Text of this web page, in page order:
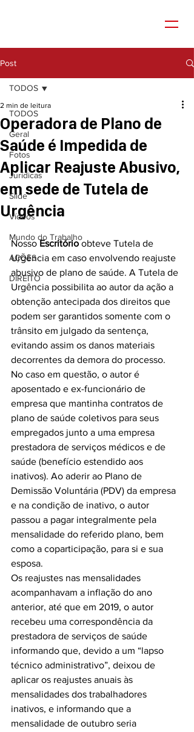
Post
TODOS
Geral
Fotos
Jurídicas
Slide
Vídeos
Mundo do Trabalho
AÇÕES
DIREITO
TODOS
Operadora de Plano de
Saúde é Impedida de
Aplicar Reajuste Abusivo,
em sede de Tutela de
Urgência
2 min de leitura
Nosso Escritório obteve Tutela de
Urgência em caso envolvendo reajuste
abusivo de plano de saúde. A Tutela de
Urgência possibilita ao autor da ação a
obtenção antecipada dos direitos que
podem ser garantidos somente com o
trânsito em julgado da sentença,
evitando assim os danos materiais
decorrentes da demora do processo.
No caso em questão, o autor é
aposentado e ex-funcionário de
empresa que mantinha contratos de
plano de saúde coletivos para seus
empregados junto a uma empresa
prestadora de serviços médicos e de
saúde (benefício estendido aos
inativos). Ao aderir ao Plano de
Demissão Voluntária (PDV) da empresa
e na condição de inativo, o autor
passou a pagar integralmente pela
mensalidade do referido plano, bem
como a coparticipação, para si e sua
esposa.
Os reajustes nas mensalidades
acompanhavam a inflação do ano
anterior, até que em 2019, o autor
recebeu uma correspondência da
prestadora de serviços de saúde
informando que, devido a um “lapso
técnico administrativo”, deixou de
aplicar os reajustes anuais às
mensalidades dos trabalhadores
inativos, e informando que a
mensalidade de outubro seria